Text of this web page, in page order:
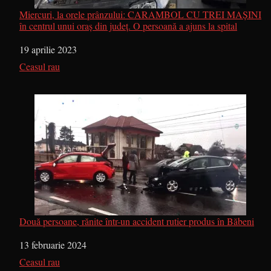
Miercuri, la orele prânzului: CARAMBOL CU TREI MAȘINI
în centrul unui oraș din județ. O persoană a ajuns la spital
Dată
19 aprilie 2023
În legătură cu
Ceasul rau
Două persoane, rănite într-un accident rutier produs în Băbeni
Dată
13 februarie 2024
În legătură cu
Ceasul rau